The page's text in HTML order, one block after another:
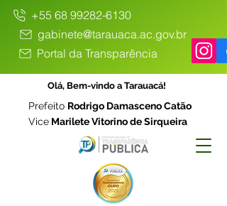
+55 68 99282-6130
gabinete@tarauaca.ac.gov.br
Portal da Transparência
Olá, Bem-vindo a Tarauacá!
Prefeito Rodrigo Damasceno Catão
Vice Marilete Vitorino de Sirqueira